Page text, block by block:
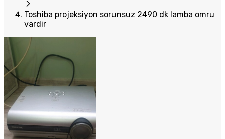
Toshiba projeksiyon sorunsuz 2490 dk lamba omru
vardir